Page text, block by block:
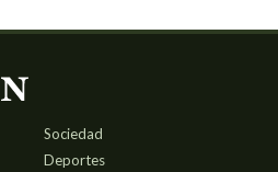
Sociedad
Deportes